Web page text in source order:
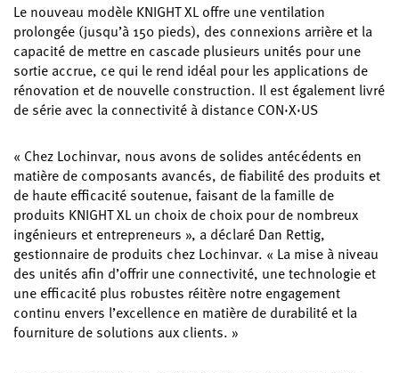
Le nouveau modèle KNIGHT XL offre une ventilation
prolongée (jusqu’à 150 pieds), des connexions arrière et la
capacité de mettre en cascade plusieurs unités pour une
sortie accrue, ce qui le rend idéal pour les applications de
rénovation et de nouvelle construction. Il est également livré
de série avec la connectivité à distance CON·X·US
« Chez Lochinvar, nous avons de solides antécédents en
matière de composants avancés, de fiabilité des produits et
de haute efficacité soutenue, faisant de la famille de
produits KNIGHT XL un choix de choix pour de nombreux
ingénieurs et entrepreneurs », a déclaré Dan Rettig,
gestionnaire de produits chez Lochinvar. « La mise à niveau
des unités afin d’offrir une connectivité, une technologie et
une efficacité plus robustes réitère notre engagement
continu envers l’excellence en matière de durabilité et la
fourniture de solutions aux clients. »